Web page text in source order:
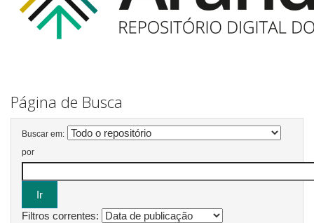
Página de Busca
Buscar em:
por
Filtros correntes: